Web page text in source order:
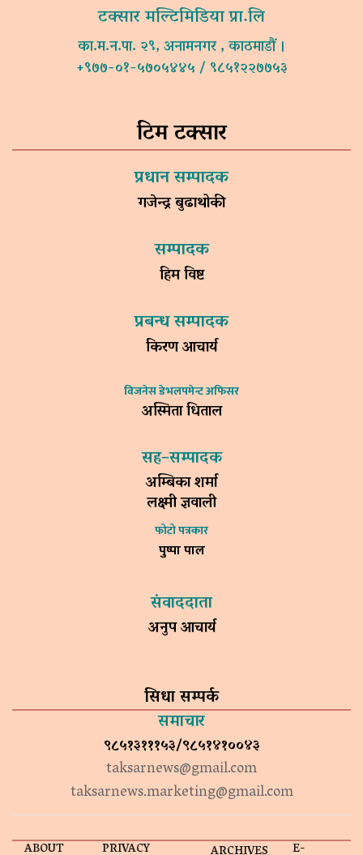
टक्सार मल्टिमिडिया प्रा.लि
का.म.न.पा. २९, अनामनगर , काठमाडौं ।
+९७७-०१-५७०५४४५ / ९८५१२२७७५३
टिम टक्सार
प्रधान सम्पादक
गजेन्द्र बुढाथोकी
सम्पादक
हिम विष्ट
प्रबन्ध सम्पादक
किरण आचार्य
विजनेस डेभलपमेन्ट अफिसर
अस्मिता धिताल
सह–सम्पादक
अम्बिका शर्मा
लक्ष्मी ज्ञवाली
फोटो पत्रकार
पुष्पा पाल
संवाददाता
अनुप आचार्य
सिधा सम्पर्क
समाचार
९८५१३१११५३/९८५१४१००४३
taksarnews@gmail.com
taksarnews.marketing@gmail.com
ABOUT PRIVACY E-